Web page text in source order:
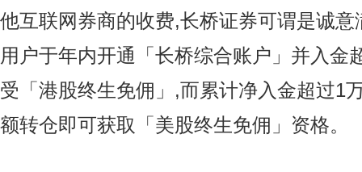
他互联网券商的收费,长桥证券可谓是诚
用户于年内开通「长桥综合账户」并入金
受「港股终生免佣」,而累计净入金超过1
额转仓即可获取「美股终生免佣」资格。